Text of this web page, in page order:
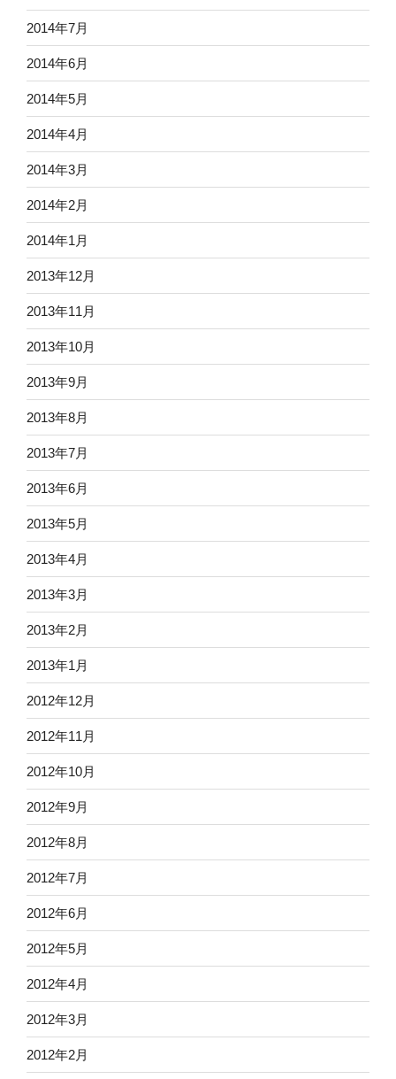
2014年7月
2014年6月
2014年5月
2014年4月
2014年3月
2014年2月
2014年1月
2013年12月
2013年11月
2013年10月
2013年9月
2013年8月
2013年7月
2013年6月
2013年5月
2013年4月
2013年3月
2013年2月
2013年1月
2012年12月
2012年11月
2012年10月
2012年9月
2012年8月
2012年7月
2012年6月
2012年5月
2012年4月
2012年3月
2012年2月